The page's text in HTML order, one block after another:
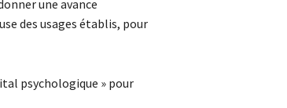
une avance
des usages établis, pour
psychologique » pour